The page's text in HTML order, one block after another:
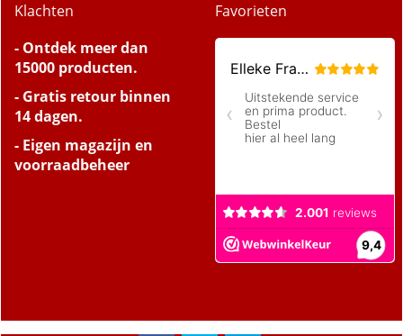
Klachten
Favorieten
- Ontdek meer dan
15000 producten.
- Gratis retour binnen
14 dagen.
- Eigen magazijn en
voorraadbeheer